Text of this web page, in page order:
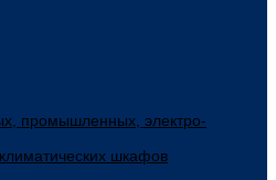
промышленных, электро-
шкафов